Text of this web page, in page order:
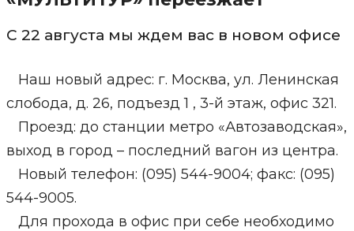
С 22 августа мы ждем вас в новом офисе
Наш новый адрес: г. Москва, ул. Ленинская
слобода, д. 26, подъезд 1 , 3-й этаж, офис 321.
Проезд: до станции метро «Автозаводская»,
выход в город – последний вагон из центра.
Новый телефон: (095) 544-9004; факс: (095)
544-9005.
Для прохода в офис при себе необходимо